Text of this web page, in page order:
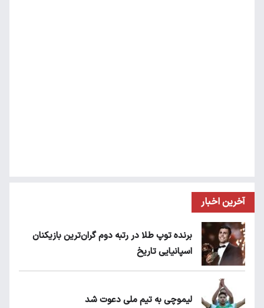
آخرین اخبار
برنده توپ طلا در رتبه دوم گران‌ترین بازیکنان
اسپانیایی تاریخ
لیموچی به تیم ملی دعوت شد